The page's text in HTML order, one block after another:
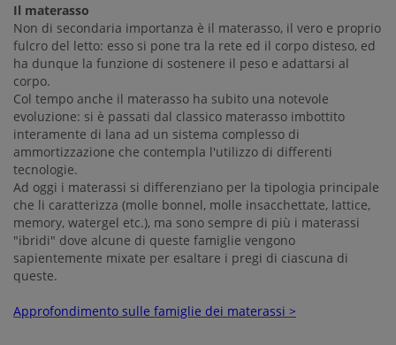
Il materasso
Non di secondaria importanza è il materasso, il vero e proprio
fulcro del letto: esso si pone tra la rete ed il corpo disteso, ed
ha dunque la funzione di sostenere il peso e adattarsi al
corpo.
Col tempo anche il materasso ha subito una notevole
evoluzione: si è passati dal classico materasso imbottito
interamente di lana ad un sistema complesso di
ammortizzazione che contempla l'utilizzo di differenti
tecnologie.
Ad oggi i materassi si differenziano per la tipologia principale
che li caratterizza (molle bonnel, molle insacchettate, lattice,
memory, watergel etc.), ma sono sempre di più i materassi
"ibridi" dove alcune di queste famiglie vengono
sapientemente mixate per esaltare i pregi di ciascuna di
queste.
Approfondimento sulle famiglie dei materassi >